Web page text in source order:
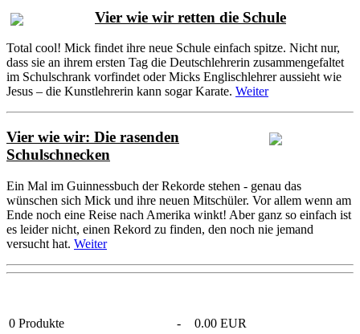
Vier wie wir retten die Schule
Total cool! Mick findet ihre neue Schule einfach spitze. Nicht nur,
dass sie an ihrem ersten Tag die Deutschlehrerin zusammengefaltet
im Schulschrank vorfindet oder Micks Englischlehrer aussieht wie
Jesus – die Kunstlehrerin kann sogar Karate. Weiter
Vier wie wir: Die rasenden
Schulschnecken
Ein Mal im Guinnessbuch der Rekorde stehen - genau das
wünschen sich Mick und ihre neuen Mitschüler. Vor allem wenn am
Ende noch eine Reise nach Amerika winkt! Aber ganz so einfach ist
es leider nicht, einen Rekord zu finden, den noch nie jemand
versucht hat. Weiter
0 Produkte -
0.00 EUR